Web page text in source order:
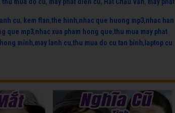
cu, kem flan,the hinh,nhac que huong mp3,nhac han
que mp3,nhac xua pham hong que,thu mua may phat
minh,may lanh cu,thu mua do cu tan binh, laptop cu